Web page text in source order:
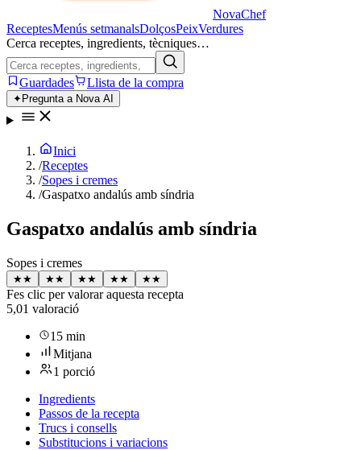
NovaChef
ReceptesMenús setmanalsDolçosPeixVerdures
Cerca receptes, ingredients, tècniques…
Guardades Llista de la compra
✦ Pregunta a Nova AI
Inici
/Receptes
/Sopes i cremes
/Gaspatxo andalús amb síndria
Gaspatxo andalús amb síndria
Sopes i cremes
★★ ★★ ★★ ★★ ★★
Fes clic per valorar aquesta recepta
5,01 valoració
15 min
Mitjana
1 porció
Ingredients
Passos de la recepta
Trucs i consells
Substitucions i variacions